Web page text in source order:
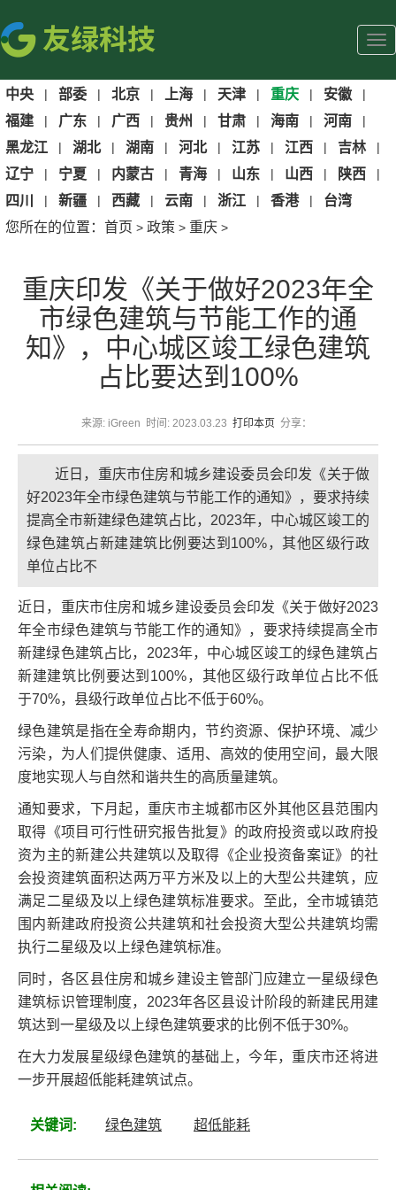
中央 | 部委 | 北京 | 上海 | 天津 | 重庆 | 安徽 |
福建 | 广东 | 广西 | 贵州 | 甘肃 | 海南 | 河南 |
黑龙江 | 湖北 | 湖南 | 河北 | 江苏 | 江西 | 吉林 |
辽宁 | 宁夏 | 内蒙古 | 青海 | 山东 | 山西 | 陕西 |
四川 | 新疆 | 西藏 | 云南 | 浙江 | 香港 |
台湾
您所在的位置： 首页 > 政策 > 重庆 >
重庆印发《关于做好2023年全
市绿色建筑与节能工作的通
知》，中心城区竣工绿色建筑
占比要达到100%
来源: iGreen 时间: 2023.03.23 打印本页分享：
近日，重庆市住房和城乡建设委员会印发《关于做
好2023年全市绿色建筑与节能工作的通知》，要求持续
提高全市新建绿色建筑占比，2023年，中心城区竣工的
绿色建筑占新建建筑比例要达到100%，其他区级行政
单位占比不
近日，重庆市住房和城乡建设委员会印发《关于做好2023
年全市绿色建筑与节能工作的通知》，要求持续提高全市
新建绿色建筑占比，2023年，中心城区竣工的绿色建筑占
新建建筑比例要达到100%，其他区级行政单位占比不低
于70%，县级行政单位占比不低于60%。
绿色建筑是指在全寿命期内，节约资源、保护环境、减少
污染，为人们提供健康、适用、高效的使用空间，最大限
度地实现人与自然和谐共生的高质量建筑。
通知要求，下月起，重庆市主城都市区外其他区县范围内
取得《项目可行性研究报告批复》的政府投资或以政府投
资为主的新建公共建筑以及取得《企业投资备案证》的社
会投资建筑面积达两万平方米及以上的大型公共建筑，应
满足二星级及以上绿色建筑标准要求。至此，全市城镇范
围内新建政府投资公共建筑和社会投资大型公共建筑均需
执行二星级及以上绿色建筑标准。
同时，各区县住房和城乡建设主管部门应建立一星级绿色
建筑标识管理制度，2023年各区县设计阶段的新建民用建
筑达到一星级及以上绿色建筑要求的比例不低于30%。
在大力发展星级绿色建筑的基础上，今年，重庆市还将进
一步开展超低能耗建筑试点。
关键词: 绿色建筑 超低能耗